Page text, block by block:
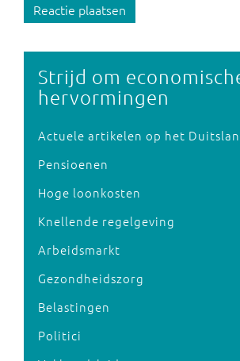
Reactie plaatsen
Strijd om
hervormingen
Actuele artikelen op het
Pensioenen
Hoge loonkosten
Knellende regelgeving
Arbeidsmarkt
Gezondheidszorg
Belastingen
Politici